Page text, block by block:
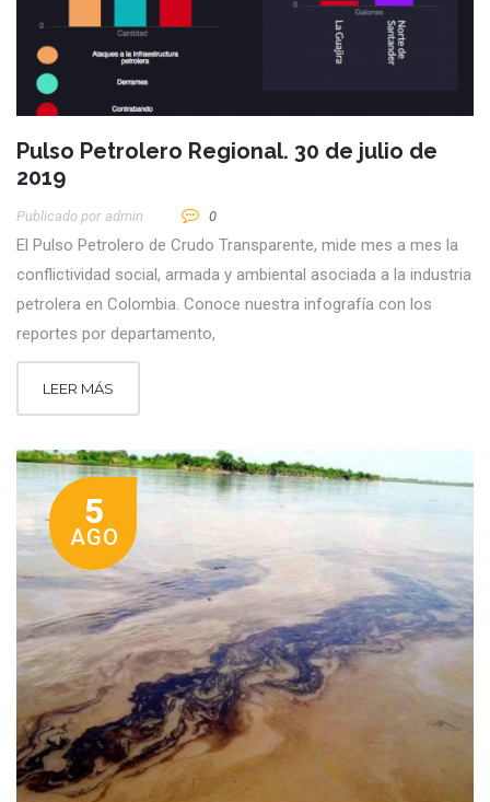
Pulso Petrolero Regional. 30 de julio de
2019
Publicado por Admin 0
El Pulso Petrolero de Crudo Transparente, mide mes a mes la
conflictividad social, armada y ambiental asociada a la industria
petrolera en Colombia. Conoce nuestra infografía con los
reportes por departamento,
LEER MÁS
5
AGO